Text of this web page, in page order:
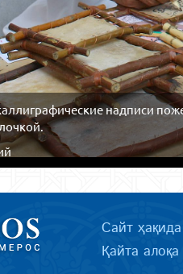
надписи
Сайт ҳақида
Қайта алоқа